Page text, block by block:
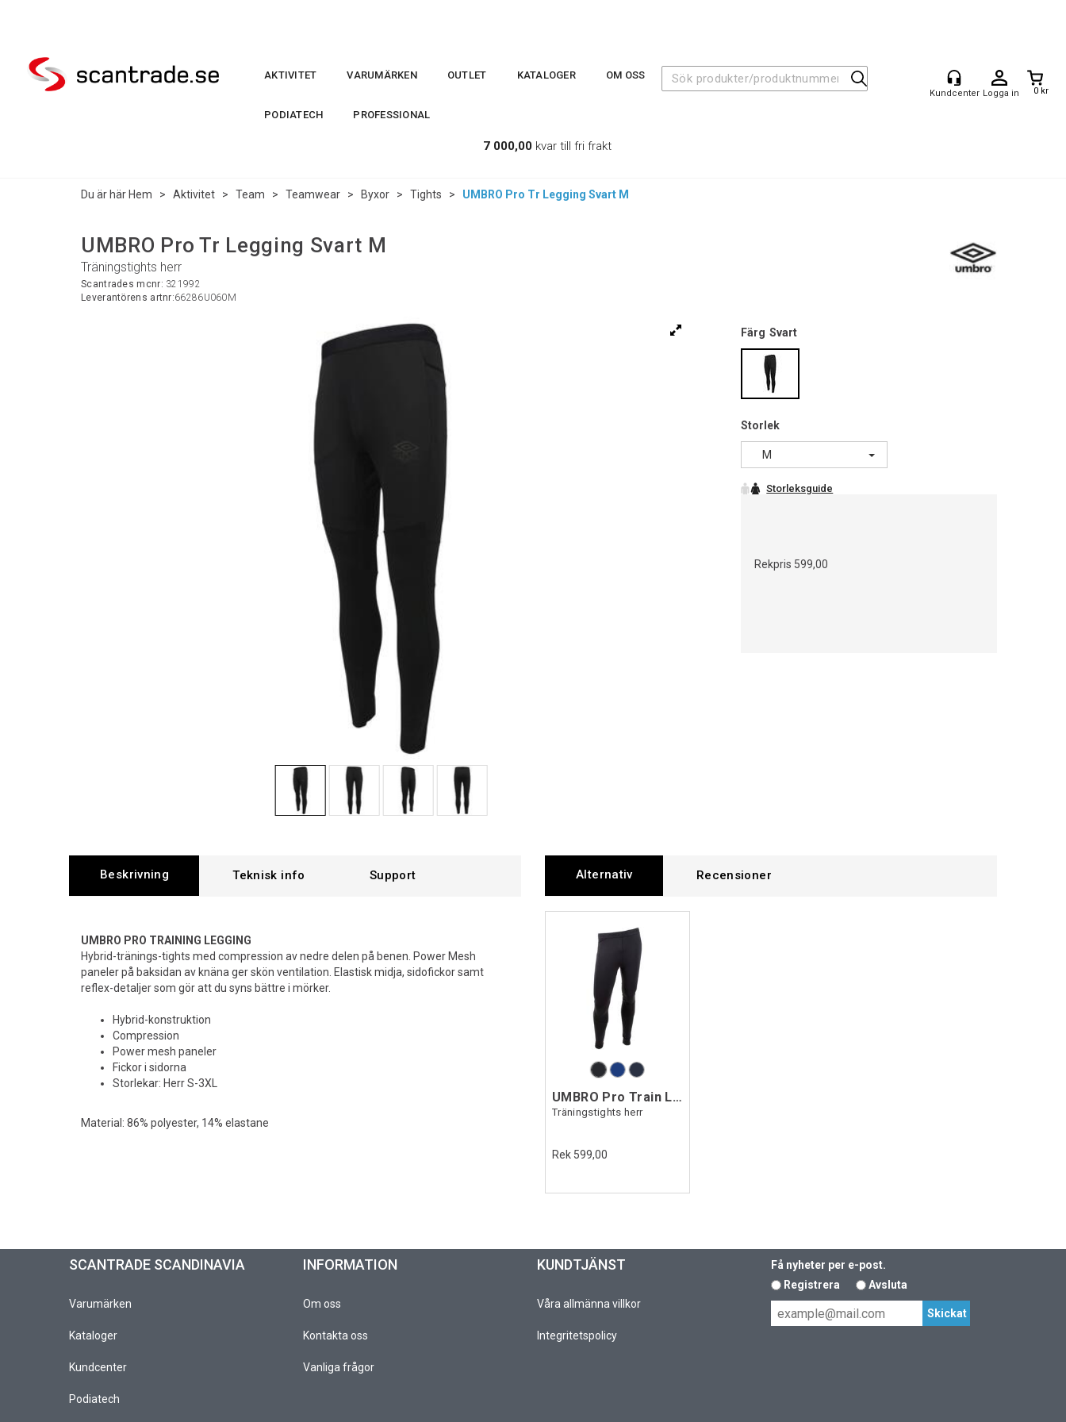
Logga in 0 kr
AKTIVITET VARUMÄRKEN OUTLET KATALOGER OM OSS
PODIATECH PROFESSIONAL
7 000,00 kvar till fri frakt
Du är här Hem > Aktivitet > Team > Teamwear > Byxor > Tights > UMBRO Pro Tr Legging Svart M
UMBRO Pro Tr Legging Svart M
Träningstights herr
Scantrades mcnr: 321992
Leverantörens artnr:66286U060M
Färg Svart
Storlek
M
Rekpris 599,00
Beskrivning Support
UMBRO PRO TRAINING LEGGING
Hybrid-tränings-tights med compression av nedre delen på benen. Power Mesh
paneler på baksidan av knäna ger skön ventilation. Elastisk midja, sidofickor samt
reflex-detaljer som gör att du syns bättre i mörker.
Hybrid-konstruktion
Compression
Power mesh paneler
Fickor i sidorna
Storlekar: Herr S-3XL
Material: 86% polyester, 14% elastane
Alternativ Recensioner
UMBRO Pro Train Legging
Träningstights herr
Rek 599,00
SCANTRADE SCANDINAVIA
Varumärken
Kataloger
Kundcenter
Podiatech
INFORMATION
Om oss
Kontakta oss
Vanliga frågor
KUNDTJÄNST
Våra allmänna villkor
Integritetspolicy
Få nyheter per e-post.
Registrera
Avsluta